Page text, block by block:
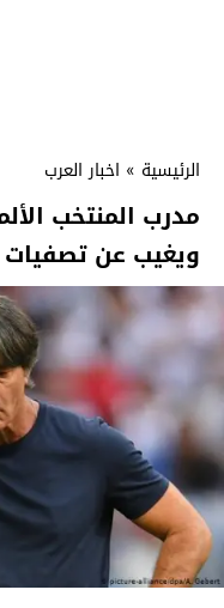
الرئيسية » اخبار العرب
مدرب المنتخب
ويغيب عن تصفيات